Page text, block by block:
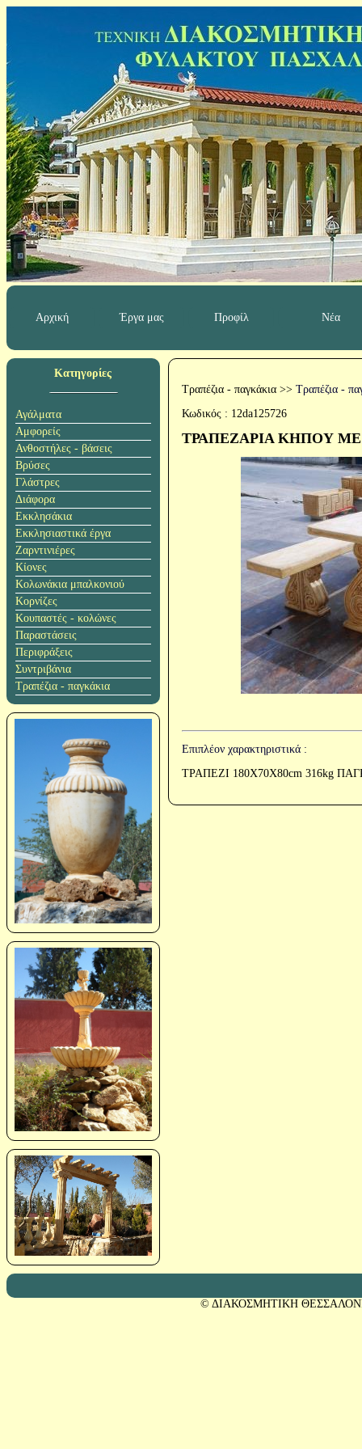
Αρχική Έργα μας Προφίλ Νέα
Κατηγορίες
Αγάλματα
Αμφορείς
Ανθοστήλες - βάσεις
Βρύσες
Γλάστρες
Διάφορα
Εκκλησάκια
Εκκλησιαστικά έργα
Ζαρντινιέρες
Κίονες
Κολωνάκια μπαλκονιού
Κορνίζες
Κουπαστές - κολώνες
Παραστάσεις
Περιφράξεις
Συντριβάνια
Τραπέζια - παγκάκια
Τραπέζια - παγκάκια >> Τραπέζια -
Κωδικός : 12da125726
ΤΡΑΠΕΖΑΡΙΑ ΚΗΠΟΥ
Επιπλέον χαρακτηριστικά :
ΤΡΑΠΕΖΙ 180Χ70Χ80cm 316kg
© ΔΙΑΚΟΣΜΗΤΙΚΗ